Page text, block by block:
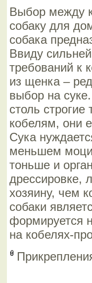
Выбор между
собаку для
собака
Ввиду
требований к
из щенка –
выбор на
столь
кобелям, они
Сука
меньшем
тоньше и
дрессировке,
хозяину, чем
собаки
формируется
на кобелях-